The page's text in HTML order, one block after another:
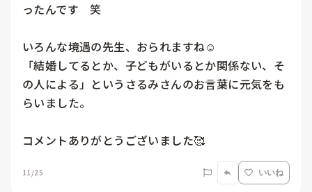
ったんです　笑
いろんな境遇の先生、おられますね☺️
「結婚してるとか、子どもがいるとか関係ない、そ
の人による」というさるみさんのお言葉に元気をも
らいました。
コメントありがとうございました🥰
11/25 いいね